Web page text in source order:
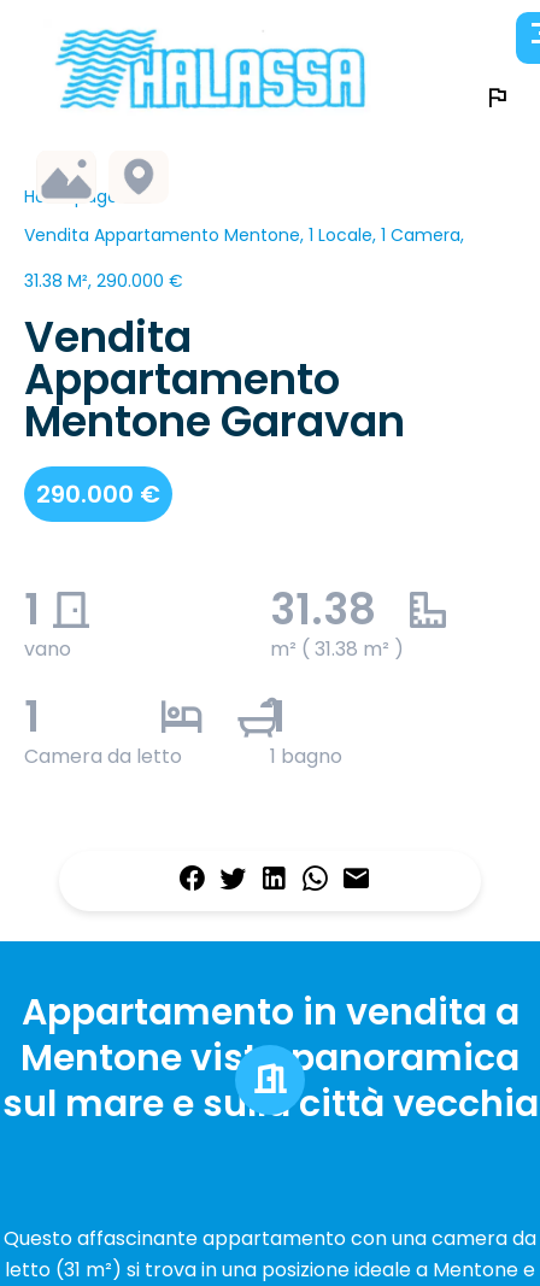
Homepage
Vendita Appartamento Mentone, 1 Locale, 1 Camera,
31.38 M², 290.000 €
Vendita
Appartamento
Mentone Garavan
290.000 €
1
vano
31.38
m² ( 31.38 m² )
1
Camera da letto
1
1 bagno
Appartamento in vendita a
Mentone vista panoramica
sul mare e sulla città vecchia
Questo affascinante appartamento con una camera da
letto (31 m²) si trova in una posizione ideale a Mentone e